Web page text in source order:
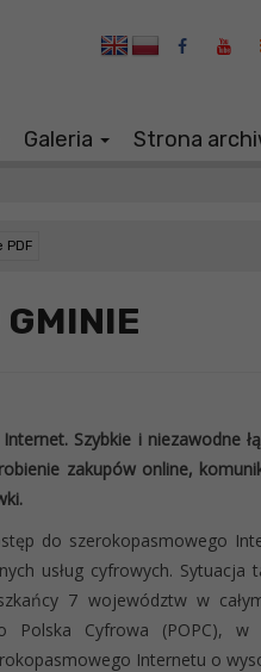
Galeria Strona
PDF
Szybkie i niezawodne
zakupów online,
do szerokopasmowego
usług cyfrowych. Sytuacja
7 województw w
Polska Cyfrowa (POPC), w
Internetu o